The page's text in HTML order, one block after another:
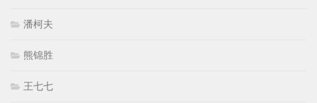
潘柯夫
熊锦胜
王七七